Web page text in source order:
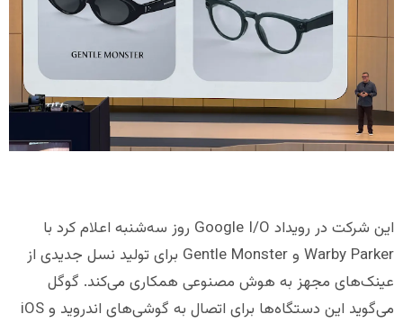
این شرکت در رویداد Google I/O روز سه‌شنبه اعلام کرد با
Warby Parker و Gentle Monster برای تولید نسل جدیدی از
عینک‌های مجهز به هوش مصنوعی همکاری می‌کند. گوگل
می‌گوید این دستگاه‌ها برای اتصال به گوشی‌های اندروید و iOS